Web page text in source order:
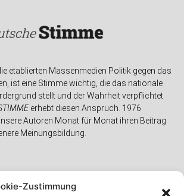
Zustimmung
etablierten Massenmedien Politik gegen das
ist eine Stimme wichtig, die das nationale
stellt und der Wahrheit verpflichtet
erhebt diesen Anspruch. 1976
Autoren Monat für Monat ihren Beitrag
Meinungsbildung.